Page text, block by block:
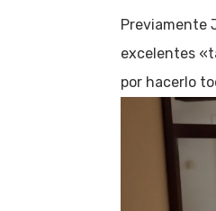
Previamente
excelentes
por hacerlo